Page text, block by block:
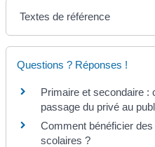
Textes de référence
Questions ? Réponses !
Primaire et secondaire :
passage du privé au
Comment bénéficier
scolaires ?